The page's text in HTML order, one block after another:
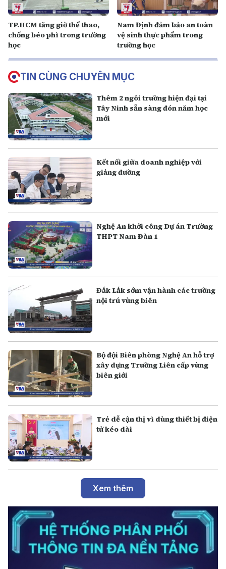
TP.HCM tăng giờ thể thao,
chống béo phì trong trường
học
Nam Định đảm bảo an toàn
vệ sinh thực phẩm trong
trường học
TIN CÙNG CHUYÊN MỤC
Thêm 2 ngôi trường hiện đại tại
Tây Ninh sẵn sàng đón năm học
mới
Kết nối giữa doanh nghiệp với
giảng đường
Nghệ An khởi công Dự án Trường
THPT Nam Đàn 1
Đắk Lắk sớm vận hành các trường
nội trú vùng biên
Bộ đội Biên phòng Nghệ An hỗ trợ
xây dựng Trường Liên cấp vùng
biên giới
Trẻ dễ cận thị vì dùng thiết bị điện
tử kéo dài
Xem thêm